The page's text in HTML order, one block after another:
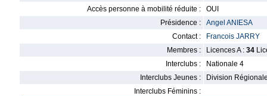
Accès personne à mobilité réduite :
OUI
Présidence :
Angel ANIESA
Contact :
Francois JARRY
Membres :
Licences A : 34
Interclubs :
Nationale 4
Interclubs Jeunes :
Division
Interclubs Féminins :